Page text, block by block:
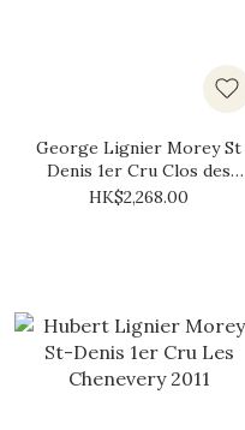
George Lignier Morey St
Denis 1er Cru Clos des
Ormes 1993
HK$2,268.00